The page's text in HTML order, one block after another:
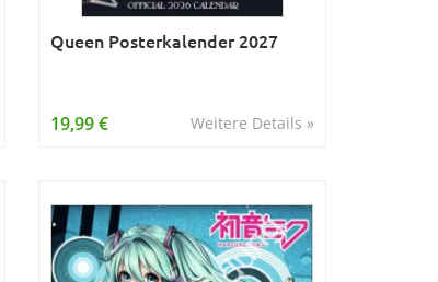
Queen Posterkalender 2027
Weitere Details »
19,99 €